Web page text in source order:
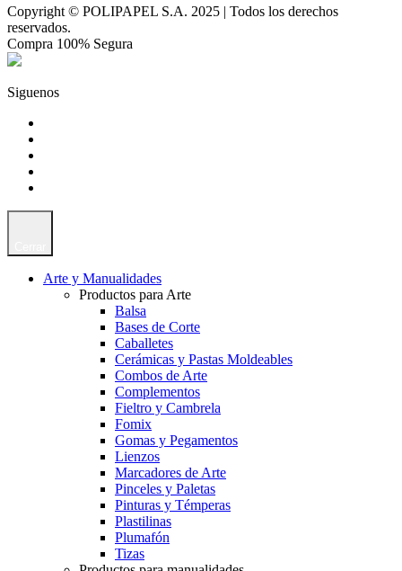
Copyright © POLIPAPEL S.A. 2025 | Todos los derechos
reservados.
Compra 100% Segura
Siguenos
Arte y Manualidades
Productos para Arte
Balsa
Bases de Corte
Caballetes
Cerámicas y Pastas Moldeables
Combos de Arte
Complementos
Fieltro y Cambrela
Fomix
Gomas y Pegamentos
Lienzos
Marcadores de Arte
Pinceles y Paletas
Pinturas y Témperas
Plastilinas
Plumafón
Tizas